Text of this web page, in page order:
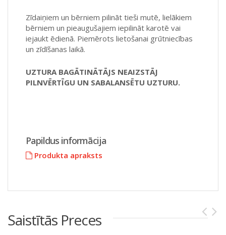
Zīdaiņiem un bērniem pilināt tieši mutē, lielākiem
bērniem un pieaugušajiem iepilināt karotē vai
iejaukt ēdienā. Piemērots lietošanai grūtniecības
un zīdīšanas laikā.
UZTURA BAGĀTINĀTĀJS NEAIZSTĀJ
PILNVĒRTĪGU UN SABALANSĒTU UZTURU.
Papildus informācija
Produkta apraksts
Saistītās Preces